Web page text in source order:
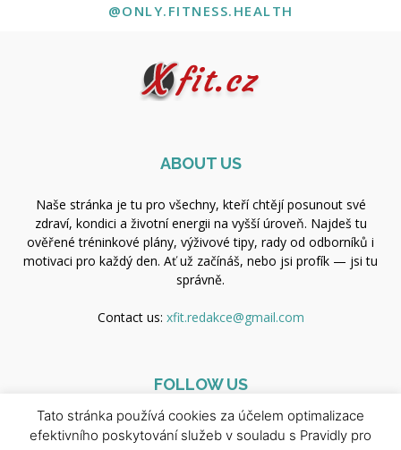
@ONLY.FITNESS.HEALTH
ABOUT US
Naše stránka je tu pro všechny, kteří chtějí posunout své
zdraví, kondici a životní energii na vyšší úroveň. Najdeš tu
ověřené tréninkové plány, výživové tipy, rady od odborníků i
motivaci pro každý den. Ať už začínáš, nebo jsi profík — jsi tu
správně.
Contact us: xfit.redakce@gmail.com
FOLLOW US
Tato stránka používá cookies za účelem optimalizace
efektivního poskytování služeb v souladu s Pravidly pro